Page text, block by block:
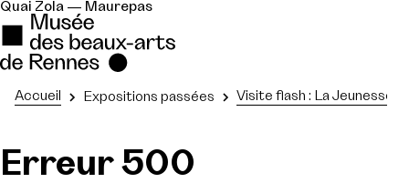
Quai Zola — Maurepas
Accueil Expositions passées Visite flash : La Jeunesse
Erreur 500